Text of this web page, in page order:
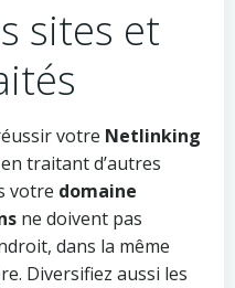
sites et
votre Netlinking
en traitant d’autres
votre domaine
ne doivent pas
dans la même
Diversifiez aussi les